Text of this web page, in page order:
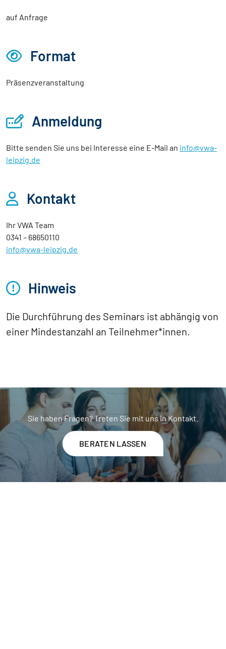
auf Anfrage
Format
Präsenzveranstaltung
Anmeldung
Bitte senden Sie uns bei Interesse eine E-Mail an info@vwa-
leipzig.de
Kontakt
Ihr VWA Team
0341 – 68650110
info@vwa-leipzig.de
Hinweis
Die Durchführung des Seminars ist abhängig von
einer Mindestanzahl an Teilnehmer*innen.
Sie haben Fragen? Treten Sie mit uns in Kontakt.
BERATEN LASSEN